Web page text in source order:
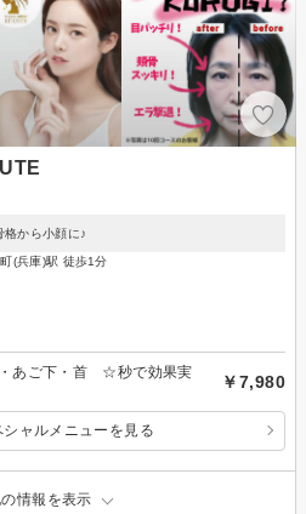
格から小顔に♪
(兵庫)駅 徒歩1分
・あご下・首 ☆秒で効果実
￥7,980
ャルメニューを見る
情報を表示